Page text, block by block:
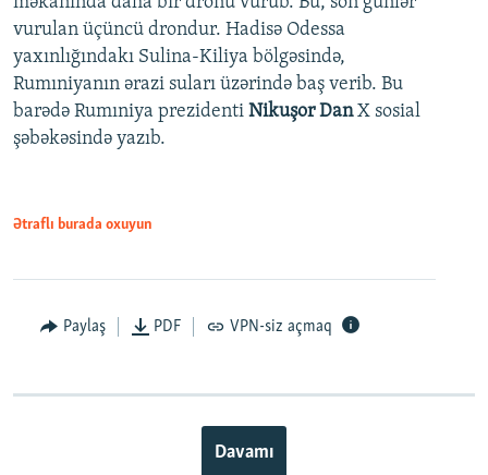
vurulan üçüncü drondur. Hadisə Odessa
yaxınlığındakı Sulina-Kiliya bölgəsində,
Rumıniyanın ərazi suları üzərində baş verib. Bu
barədə Rumıniya prezidenti Nikuşor DanX sosial
şəbəkəsində yazıb.
Ətraflı burada oxuyun
Paylaş PDF VPN-siz açmaq
Davamı